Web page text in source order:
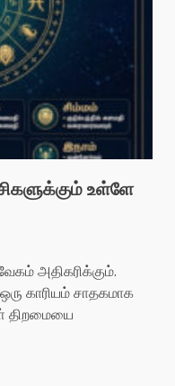
உள்ளே
அதிகரிக்கும்.
காரியம் சாதகமாக
திறமையை